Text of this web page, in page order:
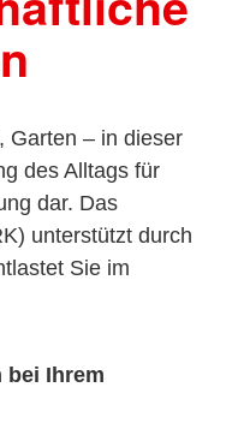
Garten – in dieser
des Alltags für
dar. Das
unterstützt durch
Sie im
bei Ihrem